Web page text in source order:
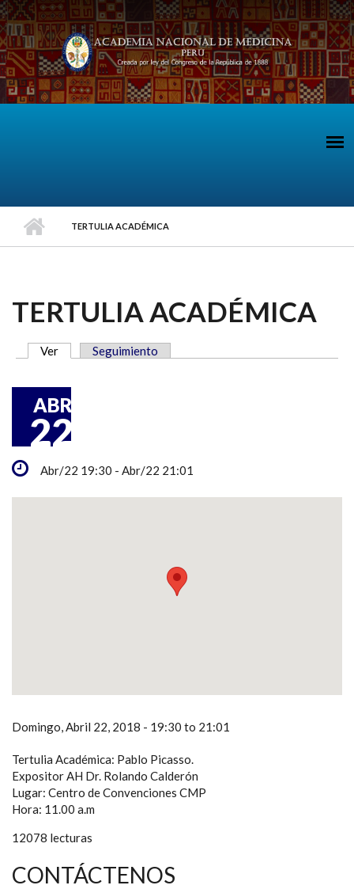
Pasar al contenido principal
TERTULIA ACADÉMICA
TERTULIA ACADÉMICA
Ver (solapa activa)
Seguimiento
ABR
22
Abr/22 19:30 - Abr/22 21:01
Domingo, Abril 22, 2018 - 19:30 to 21:01
Tertulia Académica: Pablo Picasso.
Expositor AH Dr. Rolando Calderón
Lugar: Centro de Convenciones CMP
Hora: 11.00 a.m
12078 lecturas
CONTÁCTENOS